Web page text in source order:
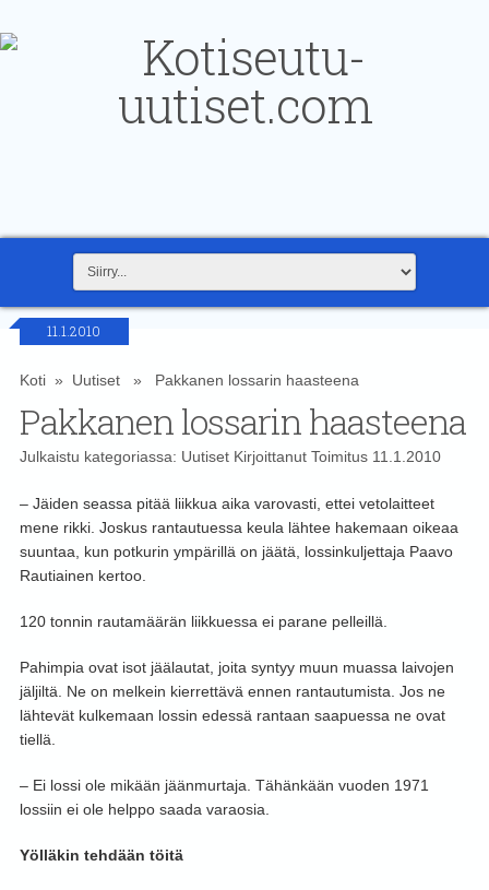
11.1.2010
Koti» Uutiset» Pakkanen lossarin haasteena
Pakkanen lossarin haasteena
Julkaistu kategoriassa: UutisetKirjoittanut Toimitus11.1.2010
– Jäiden seassa pitää liikkua aika varovasti, ettei vetolaitteet
mene rikki. Joskus rantautuessa keula lähtee hakemaan oikeaa
suuntaa, kun potkurin ympärillä on jäätä, lossinkuljettaja Paavo
Rautiainen kertoo.
120 tonnin rautamäärän liikkuessa ei parane pelleillä.
Pahimpia ovat isot jäälautat, joita syntyy muun muassa laivojen
jäljiltä. Ne on melkein kierrettävä ennen rantautumista. Jos ne
lähtevät kulkemaan lossin edessä rantaan saapuessa ne ovat
tiellä.
– Ei lossi ole mikään jäänmurtaja. Tähänkään vuoden 1971
lossiin ei ole helppo saada varaosia.
Yölläkin tehdään töitä